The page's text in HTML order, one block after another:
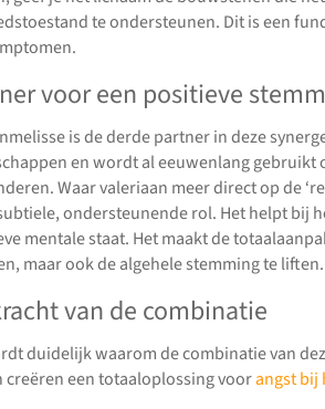
te ondersteunen. Dit is een
voor een positieve
is de derde partner in deze
en wordt al eeuwenlang
Waar valeriaan meer direct op de
ondersteunende rol. Het helpt bij
mentale staat. Het maakt de
maar ook de algehele stemming te liften.
van de combinatie
duidelijk waarom de combinatie van
creëren een totaaloplossing voorangst bij